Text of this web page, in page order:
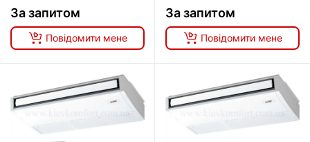
За запитом
Повідомити мене
За запитом
Повідомити мене